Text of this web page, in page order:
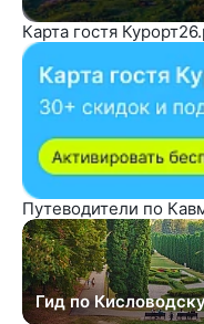
Карта гостя
Путеводители по
Гид по